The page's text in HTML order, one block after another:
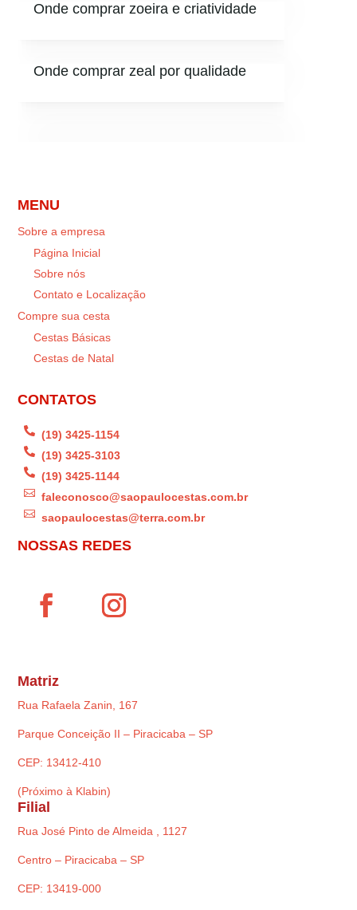
Onde comprar zoeira e criatividade
Onde comprar zeal por qualidade
MENU
Sobre a empresa
Página Inicial
Sobre nós
Contato e Localização
Compre sua cesta
Cestas Básicas
Cestas de Natal
CONTATOS
 (19) 3425-1154
 (19) 3425-3103
 (19) 3425-1144
 faleconosco@saopaulocestas.com.br
 saopaulocestas@terra.com.br
NOSSAS REDES
Matriz
Rua Rafaela Zanin, 167
Parque Conceição II – Piracicaba – SP
CEP: 13412-410
(Próximo à Klabin)
Filial
Rua José Pinto de Almeida , 1127
Centro – Piracicaba – SP
CEP: 13419-000